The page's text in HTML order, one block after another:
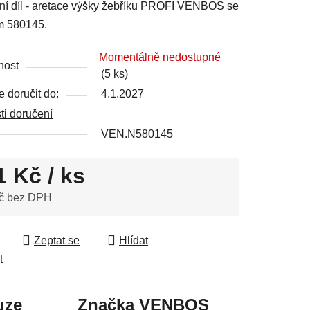
díl - aretace výšky žebříku PROFI VENBOS se
580145.
Momentálně nedostupné
(5 ks)
doručit do:
4.1.2027
doručení
VEN.N580145
Kč / ks
bez DPH
Zeptat se
Hlídat
ZnačkaVENBOS